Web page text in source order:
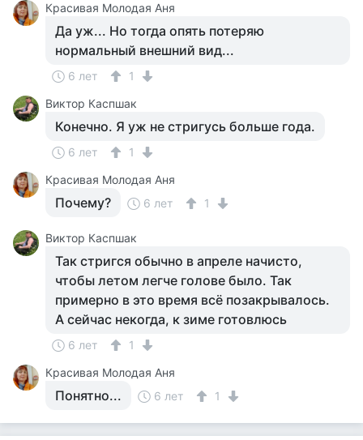
Красивая Молодая Аня
Да уж... Но тогда опять потеряю
нормальный внешний вид...
6 лет
1
Виктор Каспшак
Конечно. Я уж не стригусь больше года.
6 лет
1
Красивая Молодая Аня
Почему? 6 лет 1
Виктор Каспшак
Так стригся обычно в апреле начисто,
чтобы летом легче голове было. Так
примерно в это время всё позакрывалось.
А сейчас некогда, к зиме готовлюсь
6 лет
1
Красивая Молодая Аня
Понятно... 6 лет 1